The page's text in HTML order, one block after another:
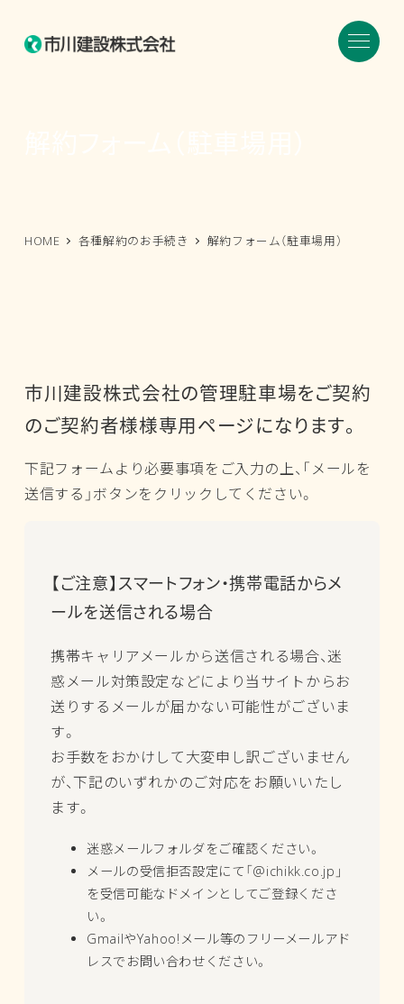
HOME 各種解約のお手続き 解約フォーム（駐車場用）
市川建設株式会社の管理駐車場をご契約
のご契約者様様専用ページになります。
下記フォームより必要事項をご入力の上、「メールを
送信する」ボタンをクリックしてください。
【ご注意】スマートフォン・携帯電話からメ
ールを送信される場合
携帯キャリアメールから送信される場合、迷
惑メール対策設定などにより当サイトからお
送りするメールが届かない可能性がございま
す。
お手数をおかけして大変申し訳ございません
が、下記のいずれかのご対応をお願いいたし
ます。
迷惑メールフォルダをご確認ください。
メールの受信拒否設定にて「@ichikk.co.jp」
を受信可能なドメインとしてご登録くださ
い。
GmailやYahoo!メール等のフリーメールアド
レスでお問い合わせください。